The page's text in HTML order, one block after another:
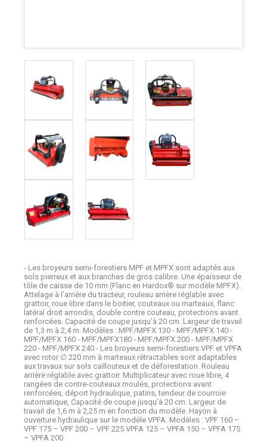
- Les broyeurs semi-forestiers MPF et MPFX sont adaptés aux
sols pierreux et aux branches de gros calibre. Une épaisseur de
tôle de caisse de 10 mm (Flanc en Hardox® sur modèle MPFX).
Attelage à l’arrière du tracteur, rouleau arrière réglable avec
grattoir, roue libre dans le boitier, couteaux ou marteaux, flanc
latéral droit arrondis, double contre couteau, protections avant
renforcées. Capacité de coupe jusqu’à 20 cm. Largeur de travail
de 1,3 m à 2,4 m. Modèles : MPF/MPFX 130 - MPF/MPFX 140 -
MPF/MPFX 160 - MPF/MPFX180 - MPF/MPFX 200 - MPF/MPFX
220 - MPF/MPFX 240 - Les broyeurs semi-forestiers VPF et VPFA
avec rotor ∅ 220 mm à marteaux rétractables sont adaptables
aux travaux sur sols caillouteux et de déforestation. Rouleau
arrière réglable avec grattoir. Multiplicateur avec roue libre, 4
rangées de contre-couteaux moulés, protections avant
renforcées, déport hydraulique, patins, tendeur de courroie
automatique, Capacité de coupe jusqu’à 20 cm. Largeur de
travail de 1,6 m à 2,25 m en fonction du modèle. Hayon à
ouverture hydraulique sur le modèle VPFA. Modèles : VPF 160 –
VPF 175 – VPF 200 – VPF 225 VPFA 125 – VPFA 150 – VPFA 175
– VPFA 200